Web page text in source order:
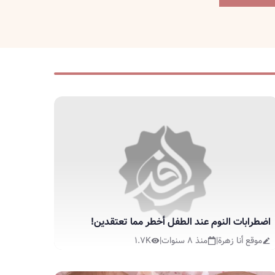
اضطرابات النوم عند الطفل أخطر مما تعتقدين!
موقع أنا زهرة| منذ ٨ سنوات | ١.٧K